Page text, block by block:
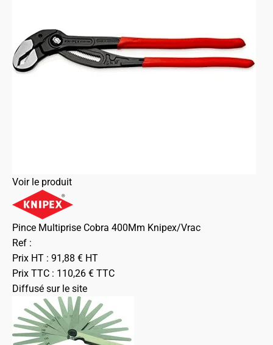
Voir le produit
Pince Multiprise Cobra 400Mm Knipex/Vrac
Ref :
Prix HT : 91,88 € HT
Prix TTC : 110,26 € TTC
Diffusé sur le site